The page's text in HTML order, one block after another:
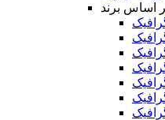
اساس برند